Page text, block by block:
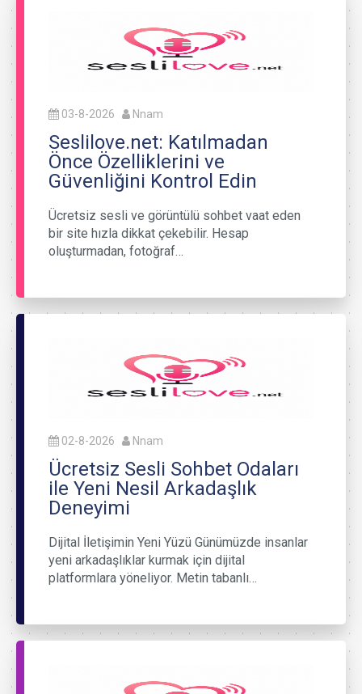
03-8-2026 Nnam
Seslilove.net: Katılmadan
Önce Özelliklerini ve
Güvenliğini Kontrol Edin
Ücretsiz sesli ve görüntülü sohbet vaat eden
bir site hızla dikkat çekebilir. Hesap
oluşturmadan, fotoğraf…
02-8-2026 Nnam
Ücretsiz Sesli Sohbet Odaları
ile Yeni Nesil Arkadaşlık
Deneyimi
Dijital İletişimin Yeni Yüzü Günümüzde insanlar
yeni arkadaşlıklar kurmak için dijital
platformlara yöneliyor. Metin tabanlı…